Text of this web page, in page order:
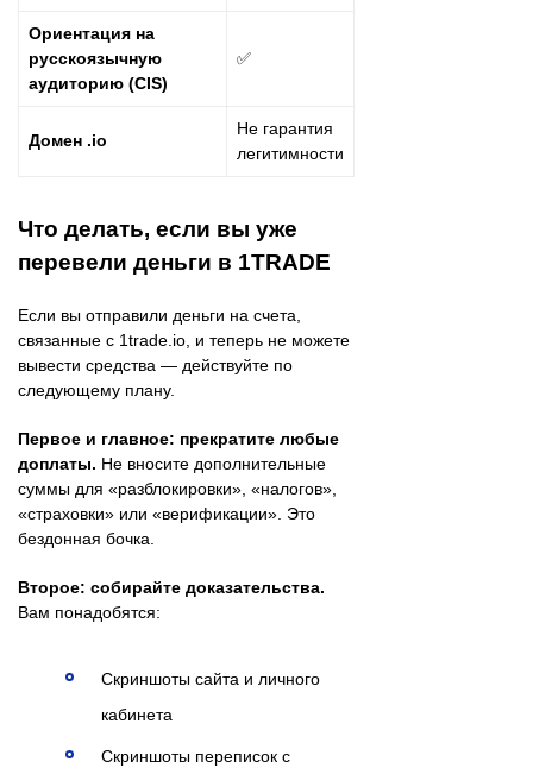
Ориентация на
русскоязычную
аудиторию (CIS)
✅
Домен .io
Не гарантия
легитимности
Что делать, если вы уже
перевели деньги в 1TRADE
Если вы отправили деньги на счета,
связанные с 1trade.io, и теперь не можете
вывести средства — действуйте по
следующему плану.
Первое и главное: прекратите любые
доплаты. Не вносите дополнительные
суммы для «разблокировки», «налогов»,
«страховки» или «верификации». Это
бездонная бочка.
Второе: собирайте доказательства.
Вам понадобятся:
Скриншоты сайта и личного
кабинета
Скриншоты переписок с